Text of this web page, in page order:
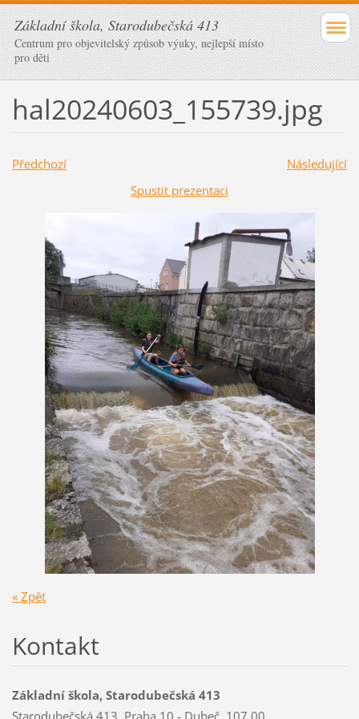
Základní škola, Starodubečská 413
Centrum pro objevitelský způsob výuky, nejlepší místo
pro děti
hal20240603_155739.jpg
Předchozí
Následující
Spustit prezentaci
« Zpět
Kontakt
Základní škola, Starodubečská 413
Starodubečská 413, Praha 10 - Dubeč, 107 00